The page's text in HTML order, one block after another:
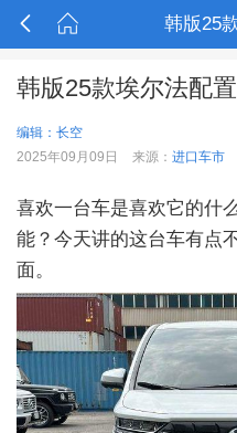
 
韩版25款埃尔法配
编辑：长空
2025年09月09日
来源： 进口车市
喜欢一台车是喜欢它的什
能？今天讲的这台车有点
面。